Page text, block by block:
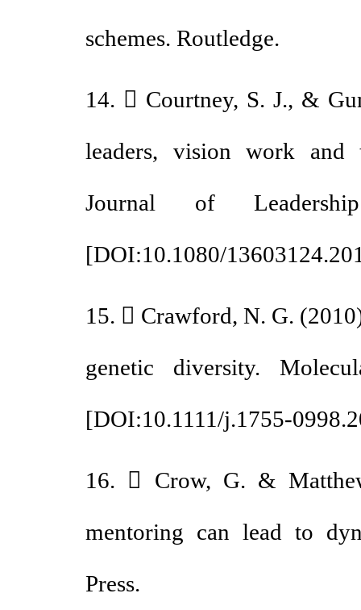
schemes. Routledge.
14.  Courtney, S. J., &
leaders, vision work
Journal of
[DOI:10.1080/
15.  Crawford, N. G.
genetic diversity.
[DOI:10.1111/j.1755-
16.  Crow, G. &
mentoring can lead to
Press.